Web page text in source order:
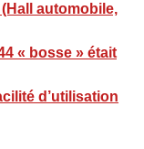
automobile,
« bosse » était
d’utilisation